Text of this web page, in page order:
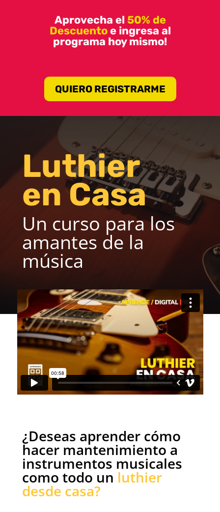
Aprovecha el 50% de
Descuentoe ingresa al
programa hoy mismo!
QUIERO REGISTRARME
Luthier
en Casa
Un curso para los
amantes de la
música
¿Deseas aprender cómo
hacer mantenimiento a
instrumentos musicales
como todo un luthier
desde casa?